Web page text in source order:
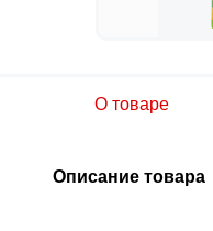
О товаре
Описание товара